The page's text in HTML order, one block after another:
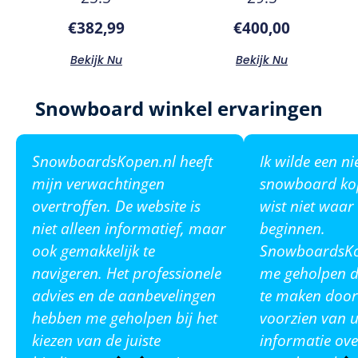
€382,99
Bekijk Nu
€400,00
Bekijk Nu
Snowboard winkel ervaringen
SnowboardsKopen.nl heeft
mijn verwachtingen
overtroffen. De website is
niet alleen informatief, maar
ook gemakkelijk te
navigeren. Het professionele
advies en de aanbevelingen
hebben me geholpen bij het
kiezen van de juiste
Ik wilde een
snowboard
wist niet waar
beginnen.
me geholpen
te maken
voorzien van
informatie